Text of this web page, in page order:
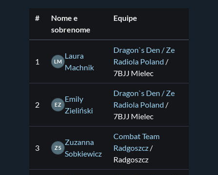
#
Nome e
sobrenome
Equipe
1 LM
Laura
Machnik
Dragon`s Den / Ze
Radiola Poland /
7BJJ Mielec
2 EZ
Emily
Zieliński
Dragon`s Den / Ze
Radiola Poland /
7BJJ Mielec
3 ZS
Zuzanna
Sobkiewicz
Combat Team
Radgoszcz /
Radgoszcz